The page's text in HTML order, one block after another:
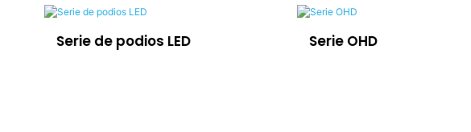
Serie de podios LED Serie OHD